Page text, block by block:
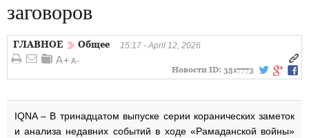
заговоров
ГЛАВНОЕ Общее 15:17 - April 12, 2026
Новости ID: 3517773
IQNA – В тринадцатом выпуске серии коранических заметок
и анализа недавних событий в ходе «Рамаданской войны»